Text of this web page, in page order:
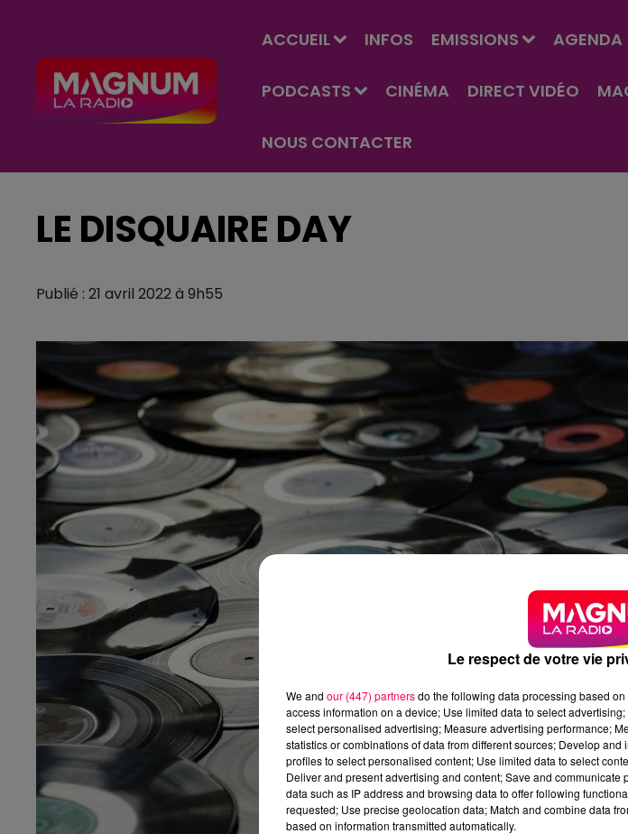
ACCUEIL INFOS EMISSIONS AGENDA
PODCASTS CINÉMA DIRECT VIDÉO
NOUS CONTACTER
LE DISQUAIRE DAY
Publié : 21 avril 2022 à 9h55
Le respect de votre vie
We and our (447) partnersdo the following data processing based
access information on a device; Use limited data to select
select personalised advertising; Measure advertising performance;
statistics or combinations of data from different sources; Develop
profiles to select personalised content; Use limited data to select
Deliver and present advertising and content; Save and
data such as IP address and browsing data to offer following
requested; Use precise geolocation data; Match and combine data
based on information transmitted automatically.